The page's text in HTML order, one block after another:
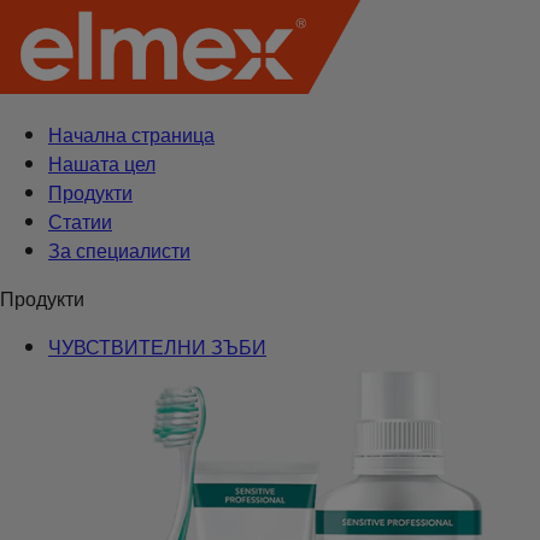
Начална страница
Нашата цел
Продукти
Статии
За специалисти
Продукти
ЧУВСТВИТЕЛНИ ЗЪБИ